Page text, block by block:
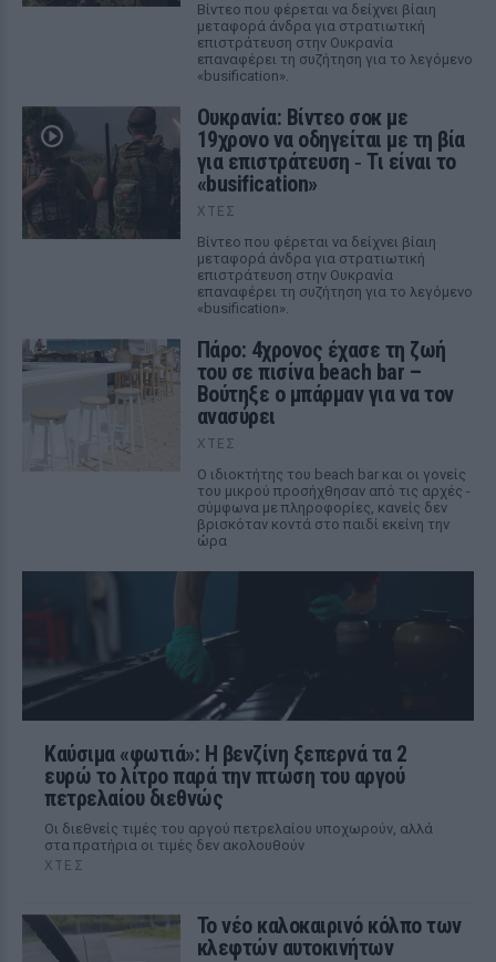
Βίντεο που φέρεται να δείχνει βίαιη
μεταφορά άνδρα για στρατιωτική
επιστράτευση στην Ουκρανία
επαναφέρει τη συζήτηση για το λεγόμενο
«busification».
Ουκρανία: Βίντεο σοκ με
19χρονο να οδηγείται με τη βία
για επιστράτευση ‑ Τι είναι το
«busification»
ΧΤΕΣ
Βίντεο που φέρεται να δείχνει βίαιη
μεταφορά άνδρα για στρατιωτική
επιστράτευση στην Ουκρανία
επαναφέρει τη συζήτηση για το λεγόμενο
«busification».
Πάρο: 4χρονος έχασε τη ζωή
του σε πισίνα beach bar –
Βούτηξε ο μπάρμαν για να τον
ανασύρει
ΧΤΕΣ
Ο ιδιοκτήτης του beach bar και οι γονείς
του μικρού προσήχθησαν από τις αρχές -
σύμφωνα με πληροφορίες, κανείς δεν
βρισκόταν κοντά στο παιδί εκείνη την
ώρα
Καύσιμα «φωτιά»: Η βενζίνη ξεπερνά τα 2
ευρώ το λίτρο παρά την πτώση του αργού
πετρελαίου διεθνώς
Οι διεθνείς τιμές του αργού πετρελαίου υποχωρούν, αλλά
στα πρατήρια οι τιμές δεν ακολουθούν
ΧΤΕΣ
Το νέο καλοκαιρινό κόλπο των
κλεφτών αυτοκινήτων